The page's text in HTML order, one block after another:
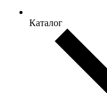
Каталог